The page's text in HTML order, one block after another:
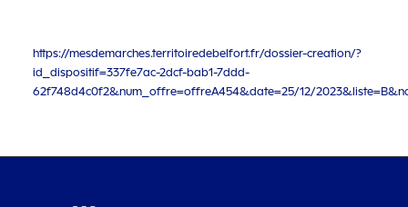
https://mesdemarches.territoiredebelfort.fr/dossier-creation/?
id_dispositif=337fe7ac-2dcf-bab1-7ddd-
62f748d4c0f2&num_offre=offreA454&date=25/12/